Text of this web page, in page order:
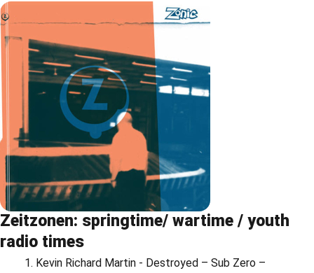
Zeitzonen: springtime/ wartime / youth
radio times
Kevin Richard Martin - Destroyed – Sub Zero –